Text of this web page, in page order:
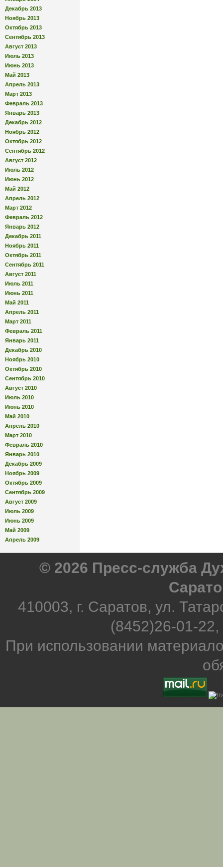
Декабрь 2013
Ноябрь 2013
Октябрь 2013
Сентябрь 2013
Август 2013
Июль 2013
Июнь 2013
Май 2013
Апрель 2013
Март 2013
Февраль 2013
Январь 2013
Декабрь 2012
Ноябрь 2012
Октябрь 2012
Сентябрь 2012
Август 2012
Июль 2012
Июнь 2012
Май 2012
Апрель 2012
Март 2012
Февраль 2012
Январь 2012
Декабрь 2011
Ноябрь 2011
Октябрь 2011
Сентябрь 2011
Август 2011
Июль 2011
Июнь 2011
Май 2011
Апрель 2011
Март 2011
Февраль 2011
Январь 2011
Декабрь 2010
Ноябрь 2010
Октябрь 2010
Сентябрь 2010
Август 2010
Июль 2010
Июнь 2010
Май 2010
Апрель 2010
Март 2010
Февраль 2010
Январь 2010
Декабрь 2009
Ноябрь 2009
Октябрь 2009
Сентябрь 2009
Август 2009
Июль 2009
Июнь 2009
Май 2009
Апрель 2009
© 2026 Пресс-служба
410003, г. Саратов, ул.
(8452)26-01-
При использовании